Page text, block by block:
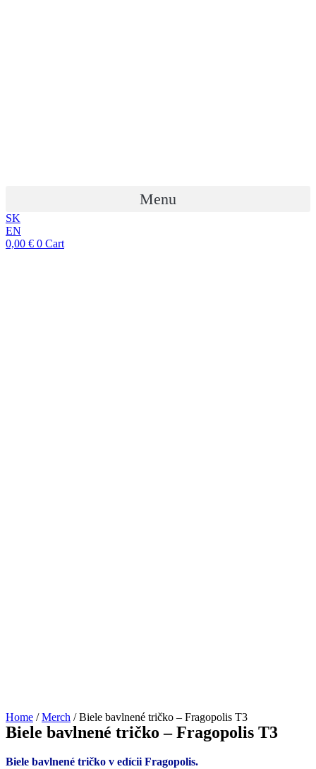
Menu
SK
EN
0,00 € 0 Cart
Home /Merch / Biele bavlnené tričko – Fragopolis T3
Biele bavlnené tričko – Fragopolis T3
Biele bavlnené tričko v edícii Fragopolis.